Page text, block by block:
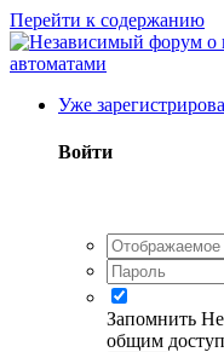
Перейти к содержанию
Уже
Войти
Запомнить Не
общим